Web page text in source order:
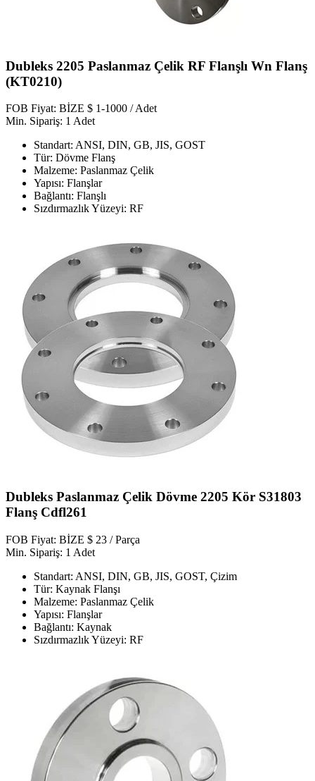
Dubleks 2205 Paslanmaz Çelik RF Flanşlı Wn Flanş
(KT0210)
FOB Fiyat: BİZE $ 1-1000 / Adet
Min. Sipariş: 1 Adet
Standart: ANSI, DIN, GB, JIS, GOST
Tür: Dövme Flanş
Malzeme: Paslanmaz Çelik
Yapısı: Flanşlar
Bağlantı: Flanşlı
Sızdırmazlık Yüzeyi: RF
Dubleks Paslanmaz Çelik Dövme 2205 Kör S31803
Flanş Cdfl261
FOB Fiyat: BİZE $ 23 / Parça
Min. Sipariş: 1 Adet
Standart: ANSI, DIN, GB, JIS, GOST, Çizim
Tür: Kaynak Flanşı
Malzeme: Paslanmaz Çelik
Yapısı: Flanşlar
Bağlantı: Kaynak
Sızdırmazlık Yüzeyi: RF